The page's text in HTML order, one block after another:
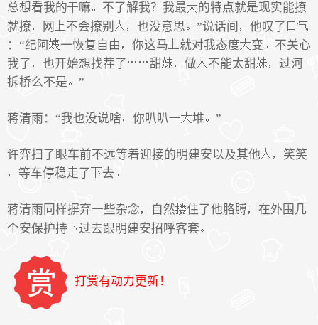
总想看我的
嘛 不了解我？我最
的特点就是现实能撩
就撩
网 不会撩别 也没意思 ”说话间
他叹了
：“纪阿
一恢复自由 你这马 就对我态度 变
不关心
我了
也开始想找茬了 甜 做 不能太甜
过河
拆桥么不是
”
蒋清雨：“我也没说啥 你叭叭一 堆 ”
许弈扫了眼车前不远等着迎接的明建安以及其他
笑笑
等车停稳走了
去
蒋清雨同样摒弃一些杂念 自然 住了他胳膊
在外围几
个安保护持
过去跟明建安招呼客套
打赏有动力更新！